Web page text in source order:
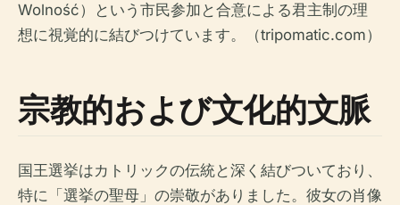
Wolność）という市民参加と合意による君主制の理
想に視覚的に結びつけています。（tripomatic.com）
宗教的および文化的文脈
国王選挙はカトリックの伝統と深く結びついており、
特に「選挙の聖母」の崇敬がありました。彼女の肖像